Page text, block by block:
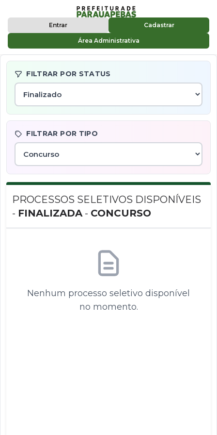
Entrar Cadastrar
Área Administrativa
FILTRAR POR STATUS
FILTRAR POR TIPO
PROCESSOS SELETIVOS DISPONÍVEIS
- FINALIZADA- CONCURSO
Nenhum processo seletivo disponível
no momento.